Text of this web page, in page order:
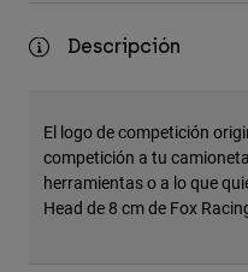
Gorras y Gorros
Ver todo
Descripción
El logo de competición
competición a tu
herramientas o a lo que
Head de 8 cm de Fox